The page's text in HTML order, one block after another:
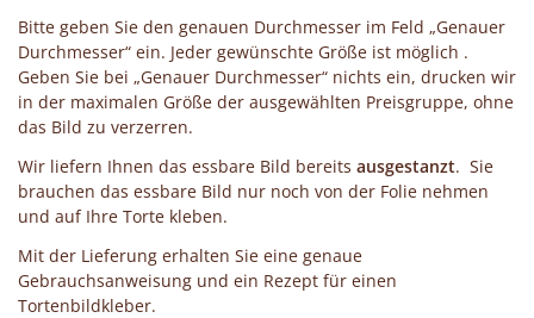
Bitte geben Sie den genauen Durchmesser im Feld „Genauer
Durchmesser“ ein. Jeder gewünschte Größe ist möglich .
Geben Sie bei „Genauer Durchmesser“ nichts ein, drucken wir
in der maximalen Größe der ausgewählten Preisgruppe, ohne
das Bild zu verzerren.
Wir liefern Ihnen das essbare Bild bereits ausgestanzt. Sie
brauchen das essbare Bild nur noch von der Folie nehmen
und auf Ihre Torte kleben.
Mit der Lieferung erhalten Sie eine genaue
Gebrauchsanweisung und ein Rezept für einen
Tortenbildkleber.